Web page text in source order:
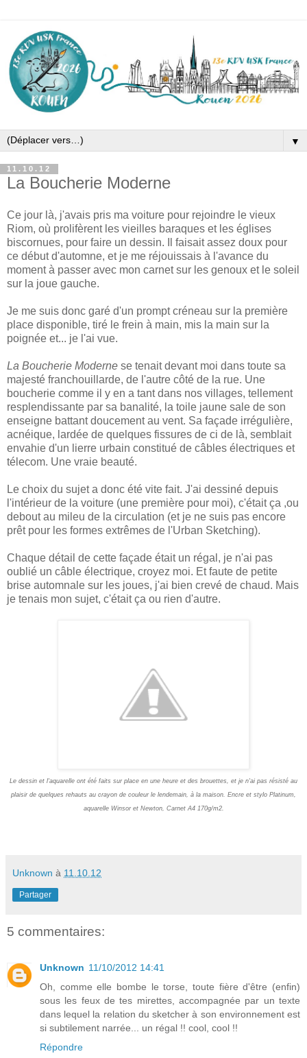
▼
11.10.12
La Boucherie Moderne
Ce jour là, j'avais pris ma voiture pour rejoindre le vieux
Riom, où prolifèrent les vieilles baraques et les églises
biscornues, pour faire un dessin. Il faisait assez doux pour
ce début d'automne, et je me réjouissais à l'avance du
moment à passer avec mon carnet sur les genoux et le soleil
sur la joue gauche.
Je me suis donc garé d'un prompt créneau sur la première
place disponible, tiré le frein à main, mis la main sur la
poignée et... je l'ai vue.
La Boucherie Moderne se tenait devant moi dans toute sa
majesté franchouillarde, de l'autre côté de la rue. Une
boucherie comme il y en a tant dans nos villages, tellement
resplendissante par sa banalité, la toile jaune sale de son
enseigne battant doucement au vent. Sa façade irrégulière,
acnéique, lardée de quelques fissures de ci de là, semblait
envahie d'un lierre urbain constitué de câbles électriques et
télecom. Une vraie beauté.
Le choix du sujet a donc été vite fait. J'ai dessiné depuis
l'intérieur de la voiture (une première pour moi), c'était ça ,ou
debout au mileu de la circulation (et je ne suis pas encore
prêt pour les formes extrêmes de l'Urban Sketching).
Chaque détail de cette façade était un régal, je n'ai pas
oublié un câble électrique, croyez moi. Et faute de petite
brise automnale sur les joues, j'ai bien crevé de chaud. Mais
je tenais mon sujet, c'était ça ou rien d'autre.
Le dessin et l'aquarelle ont été faits sur place en une heure et des brouettes, et je n'ai pas résisté au
plaisir de quelques rehauts au crayon de couleur le lendemain, à la maison. Encre et stylo Platinum,
aquarelle Winsor et Newton, Carnet A4 170g/m2.
Unknown à 11.10.12
Partager
5 commentaires:
Unknown 11/10/2012 14:41
Oh, comme elle bombe le torse, toute fière d'être (enfin)
sous les feux de tes mirettes, accompagnée par un texte
dans lequel la relation du sketcher à son environnement est
si subtilement narrée... un régal !! cool, cool !!
Répondre